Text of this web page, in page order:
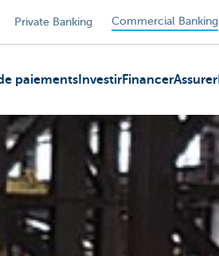
Private Banking Commercial Banking
paiements InvestirFinancerAssurer